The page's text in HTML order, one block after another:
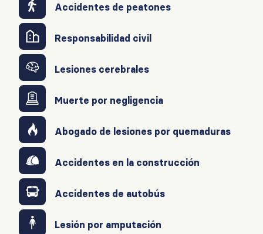
Accidentes de peatones
Responsabilidad civil
Lesiones cerebrales
Muerte por negligencia
Abogado de lesiones por quemaduras
Accidentes en la construcción
Accidentes de autobús
Lesión por amputación